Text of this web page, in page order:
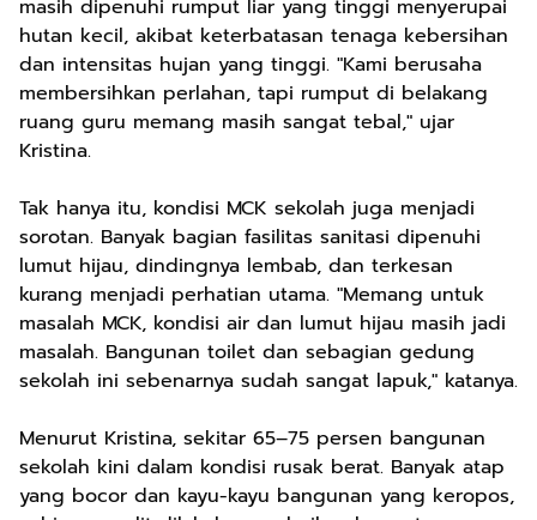
masih dipenuhi rumput liar yang tinggi menyerupai
hutan kecil, akibat keterbatasan tenaga kebersihan
dan intensitas hujan yang tinggi. "Kami berusaha
membersihkan perlahan, tapi rumput di belakang
ruang guru memang masih sangat tebal," ujar
Kristina.
Tak hanya itu, kondisi MCK sekolah juga menjadi
sorotan. Banyak bagian fasilitas sanitasi dipenuhi
lumut hijau, dindingnya lembab, dan terkesan
kurang menjadi perhatian utama. "Memang untuk
masalah MCK, kondisi air dan lumut hijau masih jadi
masalah. Bangunan toilet dan sebagian gedung
sekolah ini sebenarnya sudah sangat lapuk," katanya.
Menurut Kristina, sekitar 65–75 persen bangunan
sekolah kini dalam kondisi rusak berat. Banyak atap
yang bocor dan kayu-kayu bangunan yang keropos,